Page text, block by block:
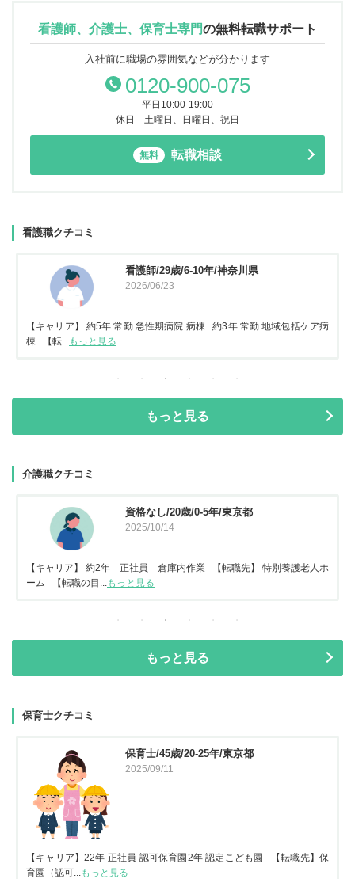
看護師、介護士、保育士専門の無料転職サポート
入社前に職場の雰囲気などが分かります
0120-900-075
平日10:00-19:00
休日 土曜日、日曜日、祝日
無料 転職相談
看護職クチコミ
看護師/29歳/6-10年/神奈川県
2026/06/23
【キャリア】 約5年 常勤 急性期病院 病棟 約3年 常勤 地域包括ケア病
棟 【転...
もっと見る
もっと見る
介護職クチコミ
資格なし/20歳/0-5年/東京都
2025/10/14
【キャリア】 約2年 正社員 倉庫内作業 【転職先】 特別養護老人ホ
ーム 【転職の目...
もっと見る
もっと見る
保育士クチコミ
保育士/45歳/20-25年/東京都
2025/09/11
【キャリア】22年 正社員 認可保育園2年 認定こども園 【転職先】保
育園（認可...
もっと見る